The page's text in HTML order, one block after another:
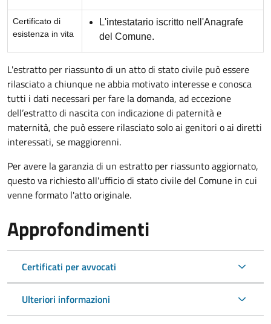
Certificato di
esistenza in vita
L'intestatario iscritto nell'Anagrafe
del Comune.
L'estratto per riassunto di un atto di stato civile può essere
rilasciato a chiunque ne abbia motivato interesse e conosca
tutti i dati necessari per fare la domanda, ad eccezione
dell’estratto di nascita con indicazione di paternità e
maternità, che può essere rilasciato solo ai genitori o ai diretti
interessati, se maggiorenni.
Per avere la garanzia di un estratto per riassunto aggiornato,
questo va richiesto all'ufficio di stato civile del Comune in cui
venne formato l'atto originale.
Approfondimenti
Certificati per avvocati
Ulteriori informazioni